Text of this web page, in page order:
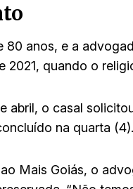
80 anos, e a
2021, quando o
abril, o casal
na quarta
Mais Goiás, o